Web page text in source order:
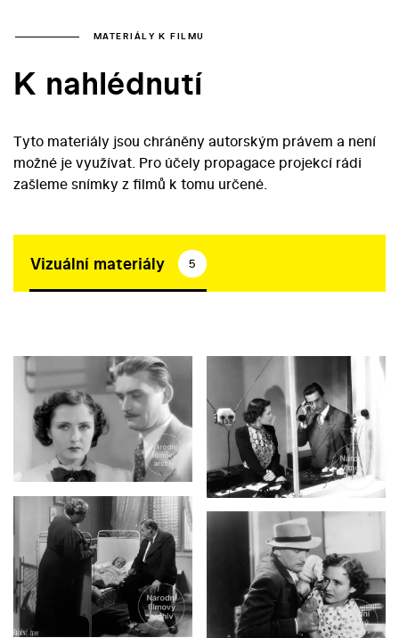
MATERIÁLY K FILMU
K nahlédnutí
Tyto materiály jsou chráněny autorským právem a není
možné je využívat. Pro účely propagace projekcí rádi
zašleme snímky z filmů k tomu určené.
Vizuální materiály 5